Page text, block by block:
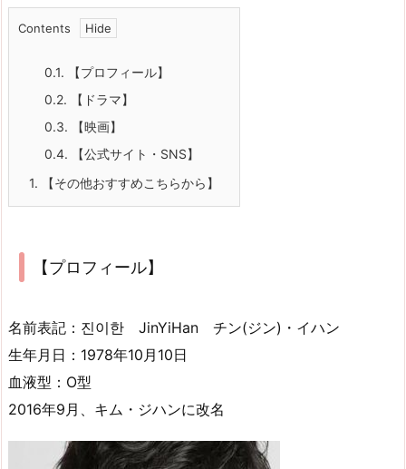
Contents
0.1. 【プロフィール】
0.2. 【ドラマ】
0.3. 【映画】
0.4. 【公式サイト・SNS】
1. 【その他おすすめこちらから】
【プロフィール】
名前表記：진이한 JinYiHan チン(ジン)・イハン
生年月日：1978年10月10日
血液型：O型
2016年9月、キム・ジハンに改名